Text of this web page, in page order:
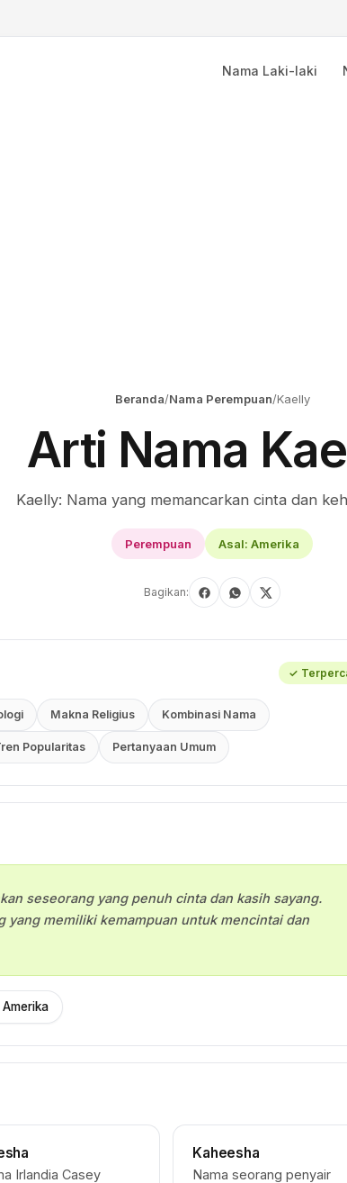
Nama Laki-laki
Beranda/Nama Perempuan/Kaelly
Arti Nama
Kaelly: Nama yang memancarkan cinta dan
Perempuan Asal: Amerika
Bagikan:
✓
Makna Religius Kombinasi Nama
Popularitas Pertanyaan Umum
seseorang yang penuh cinta dan kasih sayang.
yang memiliki kemampuan untuk mencintai dan
Amerika
Irlandia Casey
Kaheesha
Nama seorang penyair